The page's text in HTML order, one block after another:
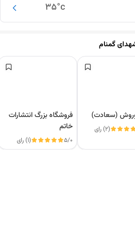
35°c
گمنام
(سعادت)
(2) رای
فروشگاه بزرگ انتشارات
خاتم
5/0 (1) رای